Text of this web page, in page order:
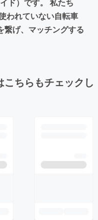
ド）です。 私たち
われていない自転車
繋げ、マッチングする
ちらもチェックし